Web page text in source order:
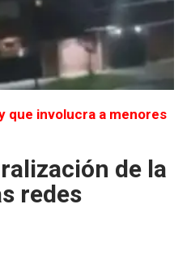
que involucra a menores
de la
redes